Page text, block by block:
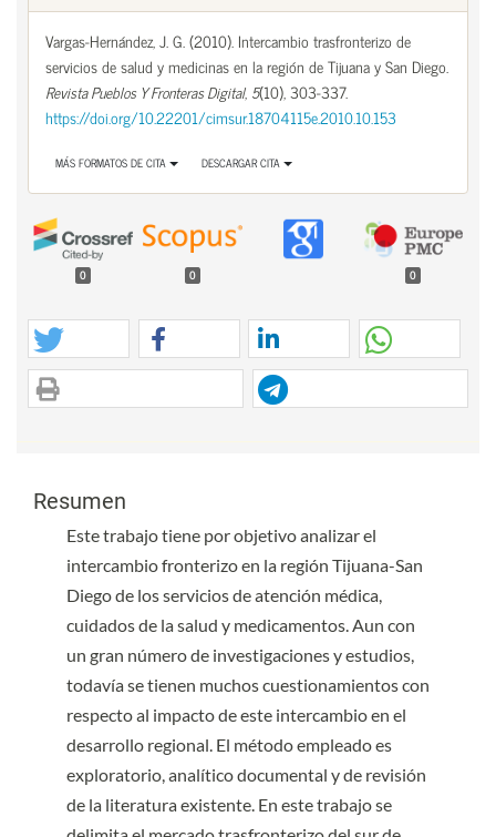
Vargas-Hernández, J. G. (2010). Intercambio trasfronterizo de
servicios de salud y medicinas en la región de Tijuana y San Diego.
Revista Pueblos Y Fronteras Digital, 5(10), 303-337.
https://doi.org/10.22201/cimsur.18704115e.2010.10.153
MÁS FORMATOS DE CITA DESCARGAR CITA
0 0 0
Resumen
Este trabajo tiene por objetivo analizar el
intercambio fronterizo en la región Tijuana-San
Diego de los servicios de atención médica,
cuidados de la salud y medicamentos. Aun con
un gran número de investigaciones y estudios,
todavía se tienen muchos cuestionamientos con
respecto al impacto de este intercambio en el
desarrollo regional. El método empleado es
exploratorio, analítico documental y de revisión
de la literatura existente. En este trabajo se